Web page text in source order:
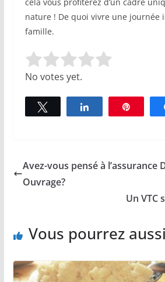
nature ! De quoi vivre une journée
famille.
Rate this item:
No votes yet.
Tweetez Partagez Épingle
Avez-vous pensé à l’assurance
Ouvrage?
Un VTC
Vous pourrez